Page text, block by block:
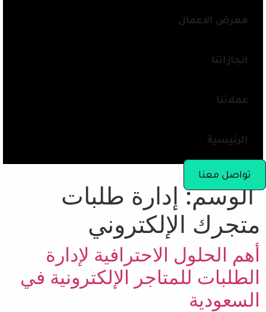
الرئيسية
عملائنا
انجازاتنا
معرض الاعمال
تواصل معنا
الوسم: إدارة طلبات
متجرك الإلكتروني
أهم الحلول الاحترافية لإدارة
الطلبات للمتاجر الإلكترونية في
السعودية